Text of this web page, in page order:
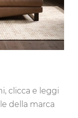
clicca e leggi
della marca